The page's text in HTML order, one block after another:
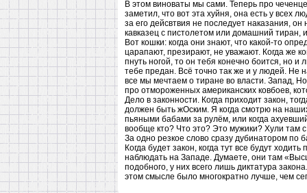
В этом виноваты мы сами. Теперь про
заметил, что вот эта хуйня, она есть у всех
за его дейсвтвия не последует наказания, он
кавказец с пистолетом или домашний тиран,
Вот кошки: когда они знают, что какой-то
царапают, презирают, не уважают. Когда же
пнуть ногой, то он тебя конечно боится, но и
тебе предан. Всё точно так же и у людей. Не
все мы мечтаем о тиране во власти. Запад,
про отмороженных американских ковбоев,
Дело в законности. Когда приходит закон,
должен быть жОским. Я когда смотрю на
пьяными бабами за рулём, или когда
вообще кто? Что это? Это мужики? Хули там
За одно резкое слово сразу дубинатором по
Когда будет закон, когда тут все будут
наблюдать на Западе. Думаете, они там
подобного, у них всего лишь диктатура
этом смысле было многократно лучше, чем